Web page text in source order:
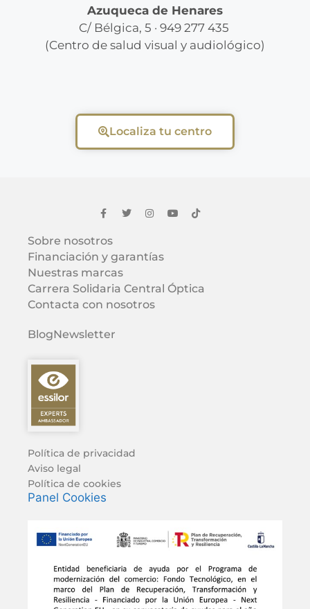
Azuqueca de Henares
C/ Bélgica, 5 · 949 277 435
(Centro de salud visual y audiológico)
Localiza tu centro
Sobre nosotros
Financiación y garantías
Nuestras marcas
Carrera Solidaria Central Óptica
Contacta con nosotros
BlogNewsletter
Política de privacidad
Aviso legal
Política de cookies
Panel Cookies